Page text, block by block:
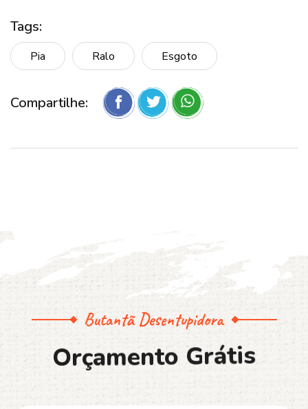
Tags:
Pia Ralo Esgoto
Compartilhe:
Butantã Desentupidora
Orçamento Grátis